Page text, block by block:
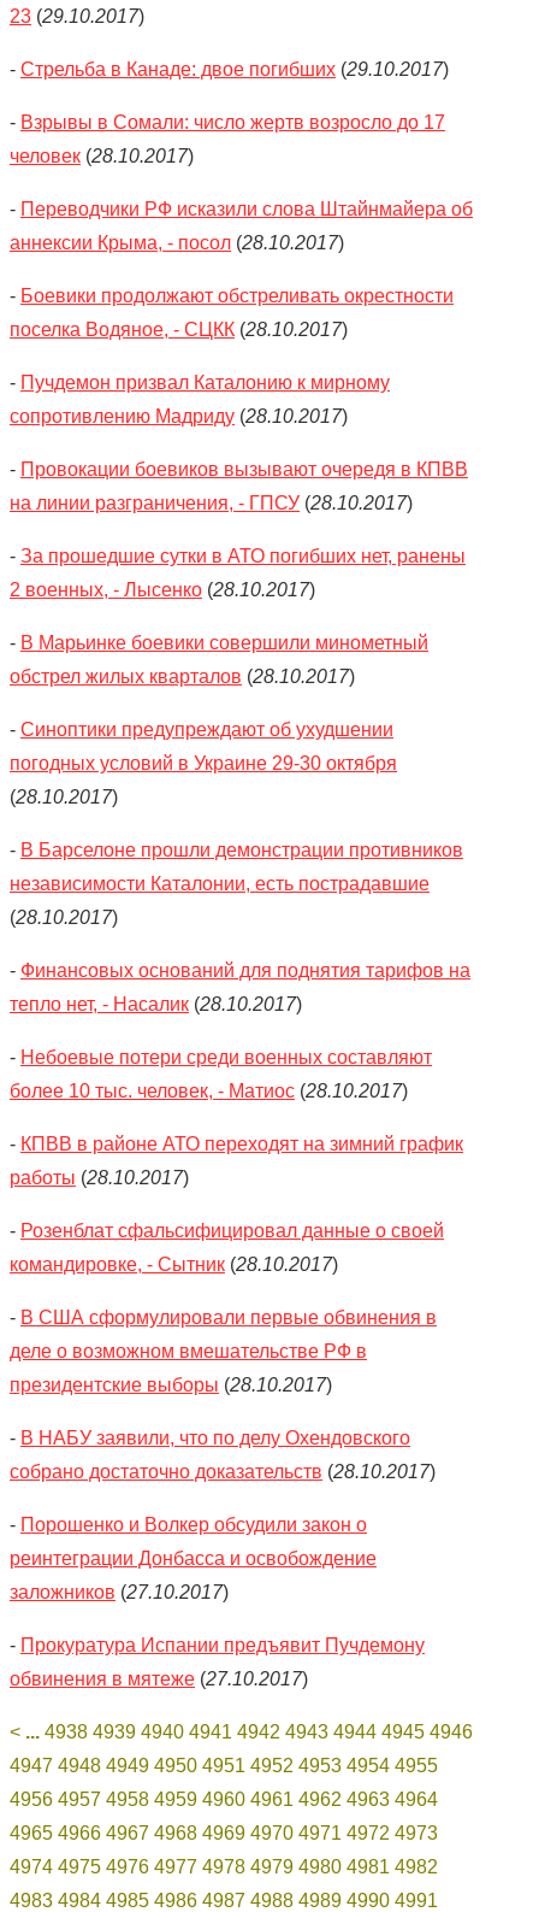
23 (29.10.2017)
- Стрельба в Канаде: двое погибших (29.10.2017)
- Взрывы в Сомали: число жертв возросло до 17
человек (28.10.2017)
- Переводчики РФ исказили слова Штайнмайера об
аннексии Крыма, - посол (28.10.2017)
- Боевики продолжают обстреливать окрестности
поселка Водяное, - СЦКК (28.10.2017)
- Пучдемон призвал Каталонию к мирному
сопротивлению Мадриду (28.10.2017)
- Провокации боевиков вызывают очередя в КПВВ
на линии разграничения, - ГПСУ (28.10.2017)
- За прошедшие сутки в АТО погибших нет, ранены
2 военных, - Лысенко (28.10.2017)
- В Марьинке боевики совершили минометный
обстрел жилых кварталов (28.10.2017)
- Синоптики предупреждают об ухудшении
погодных условий в Украине 29-30 октября
(28.10.2017)
- В Барселоне прошли демонстрации противников
независимости Каталонии, есть пострадавшие
(28.10.2017)
- Финансовых оснований для поднятия тарифов на
тепло нет, - Насалик (28.10.2017)
- Небоевые потери среди военных составляют
более 10 тыс. человек, - Матиос (28.10.2017)
- КПВВ в районе АТО переходят на зимний график
работы (28.10.2017)
- Розенблат сфальсифицировал данные о своей
командировке, - Сытник (28.10.2017)
- В США сформулировали первые обвинения в
деле о возможном вмешательстве РФ в
президентские выборы (28.10.2017)
- В НАБУ заявили, что по делу Охендовского
собрано достаточно доказательств (28.10.2017)
- Порошенко и Волкер обсудили закон о
реинтеграции Донбасса и освобождение
заложников (27.10.2017)
- Прокуратура Испании предъявит Пучдемону
обвинения в мятеже (27.10.2017)
< ... 4938 4939 4940 4941 4942 4943 4944 4945 4946
4947 4948 4949 4950 4951 4952 4953 4954 4955
4956 4957 4958 4959 4960 4961 4962 4963 4964
4965 4966 4967 4968 4969 4970 4971 4972 4973
4974 4975 4976 4977 4978 4979 4980 4981 4982
4983 4984 4985 4986 4987 4988 4989 4990 4991